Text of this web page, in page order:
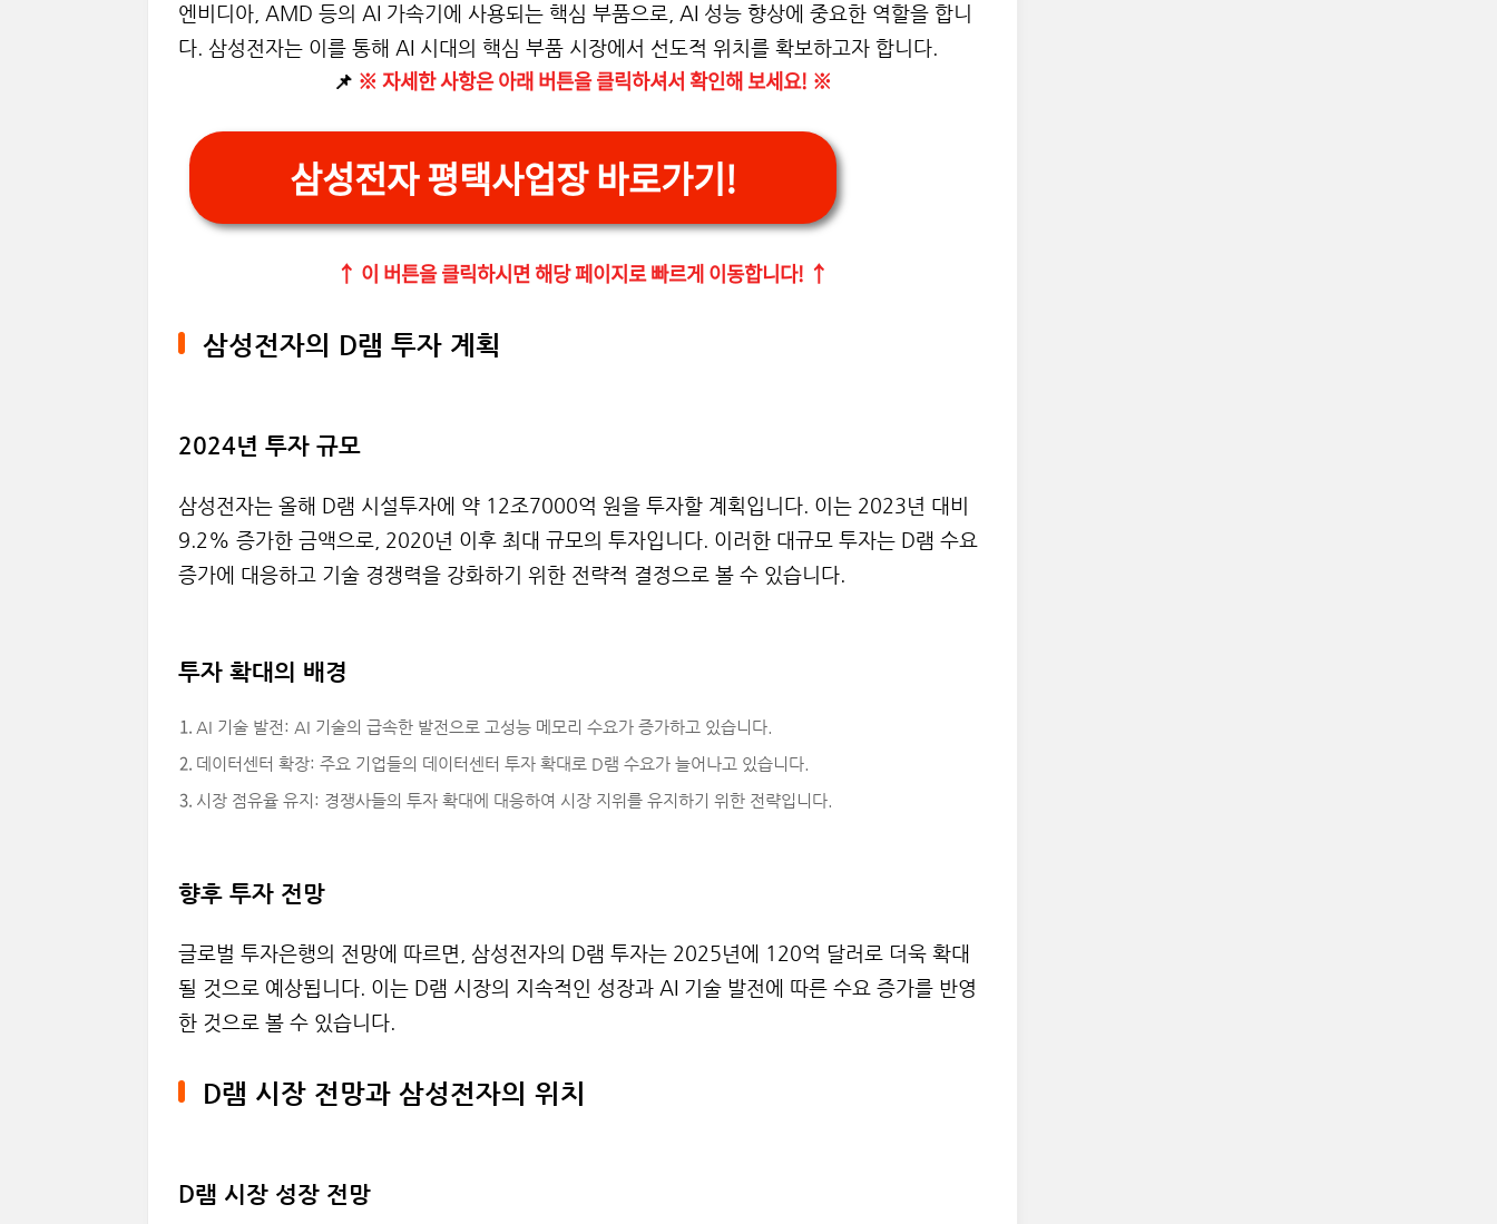
엔비디아, AMD 등의 AI 가속기에 사용되는 핵심 부품으로, AI 성능 향상에 중요한 역할을 합니
다. 삼성전자는 이를 통해 AI 시대의 핵심 부품 시장에서 선도적 위치를 확보하고자 합니다.
📌 ※ 자세한 사항은 아래 버튼을 클릭하셔서 확인해 보세요! ※
삼성전자 평택사업장 바로가기!
↑ 이 버튼을 클릭하시면 해당 페이지로 빠르게 이동합니다! ↑
삼성전자의 D램 투자 계획
2024년 투자 규모
삼성전자는 올해 D램 시설투자에 약 12조7000억 원을 투자할 계획입니다. 이는 2023년 대비
9.2% 증가한 금액으로, 2020년 이후 최대 규모의 투자입니다. 이러한 대규모 투자는 D램 수요
증가에 대응하고 기술 경쟁력을 강화하기 위한 전략적 결정으로 볼 수 있습니다.
투자 확대의 배경
AI 기술 발전: AI 기술의 급속한 발전으로 고성능 메모리 수요가 증가하고 있습니다.
데이터센터 확장: 주요 기업들의 데이터센터 투자 확대로 D램 수요가 늘어나고 있습니다.
시장 점유율 유지: 경쟁사들의 투자 확대에 대응하여 시장 지위를 유지하기 위한 전략입니다.
향후 투자 전망
글로벌 투자은행의 전망에 따르면, 삼성전자의 D램 투자는 2025년에 120억 달러로 더욱 확대
될 것으로 예상됩니다. 이는 D램 시장의 지속적인 성장과 AI 기술 발전에 따른 수요 증가를 반영
한 것으로 볼 수 있습니다.
D램 시장 전망과 삼성전자의 위치
D램 시장 성장 전망